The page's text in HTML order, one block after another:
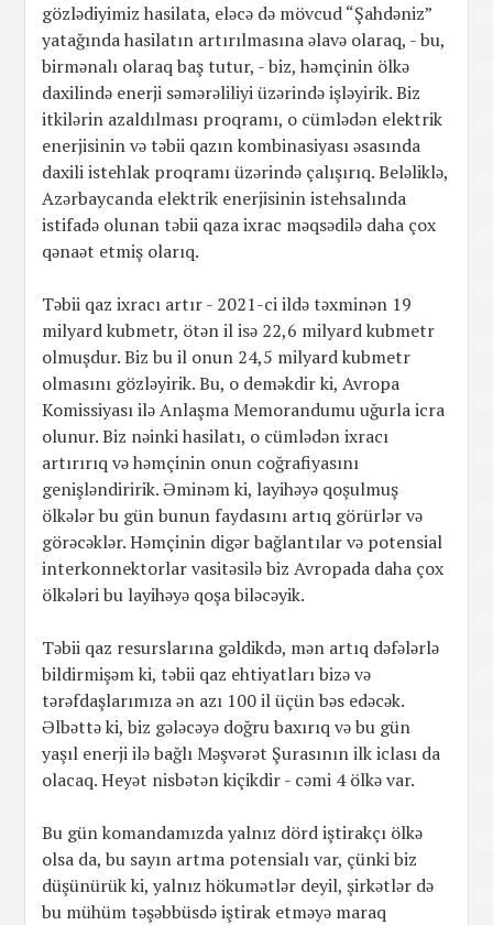
gözlədiyimiz hasilata, eləcə də mövcud “Şahdəniz”
yatağında hasilatın artırılmasına əlavə olaraq, - bu,
birmənalı olaraq baş tutur, - biz, həmçinin ölkə
daxilində enerji səmərəliliyi üzərində işləyirik. Biz
itkilərin azaldılması proqramı, o cümlədən elektrik
enerjisinin və təbii qazın kombinasiyası əsasında
daxili istehlak proqramı üzərində çalışırıq. Beləliklə,
Azərbaycanda elektrik enerjisinin istehsalında
istifadə olunan təbii qaza ixrac məqsədilə daha çox
qənaət etmiş olarıq.
Təbii qaz ixracı artır - 2021-ci ildə təxminən 19
milyard kubmetr, ötən il isə 22,6 milyard kubmetr
olmuşdur. Biz bu il onun 24,5 milyard kubmetr
olmasını gözləyirik. Bu, o deməkdir ki, Avropa
Komissiyası ilə Anlaşma Memorandumu uğurla icra
olunur. Biz nəinki hasilatı, o cümlədən ixracı
artırırıq və həmçinin onun coğrafiyasını
genişləndiririk. Əminəm ki, layihəyə qoşulmuş
ölkələr bu gün bunun faydasını artıq görürlər və
görəcəklər. Həmçinin digər bağlantılar və potensial
interkonnektorlar vasitəsilə biz Avropada daha çox
ölkələri bu layihəyə qoşa biləcəyik.
Təbii qaz resurslarına gəldikdə, mən artıq dəfələrlə
bildirmişəm ki, təbii qaz ehtiyatları bizə və
tərəfdaşlarımıza ən azı 100 il üçün bəs edəcək.
Əlbəttə ki, biz gələcəyə doğru baxırıq və bu gün
yaşıl enerji ilə bağlı Məşvərət Şurasının ilk iclası da
olacaq. Heyət nisbətən kiçikdir - cəmi 4 ölkə var.
Bu gün komandamızda yalnız dörd iştirakçı ölkə
olsa da, bu sayın artma potensialı var, çünki biz
düşünürük ki, yalnız hökumətlər deyil, şirkətlər də
bu mühüm təşəbbüsdə iştirak etməyə maraq